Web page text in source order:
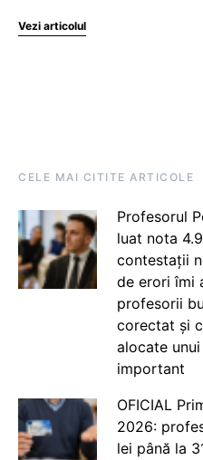
Vezi articolul
CELE MAI CITITE ARTICOLE
Profesorul
luat nota
contestații
de erori îmi
profesorii
corectat și
alocate
important
OFICIAL
2026:
lei până la